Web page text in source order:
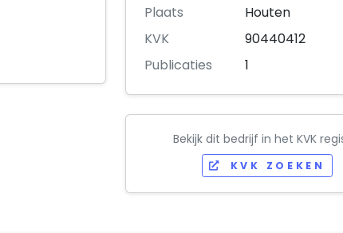
Plaats
Houten
KVK
90440412
Publicaties
1
Bekijk dit bedrijf in het KVK
KVK ZOEKEN